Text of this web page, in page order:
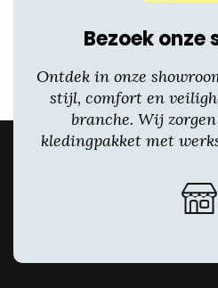
Bezoek onze
Ontdek in onze
stijl, comfort en
branche. Wij
kledingpakket met